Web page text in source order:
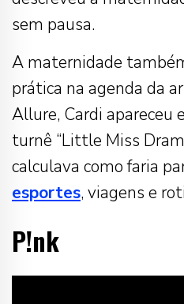
sem pausa.
A maternidade
prática na agenda da
Allure, Cardi apareceu
turnê “Little Miss
calculava como faria
esportes, viagens e
P!nk